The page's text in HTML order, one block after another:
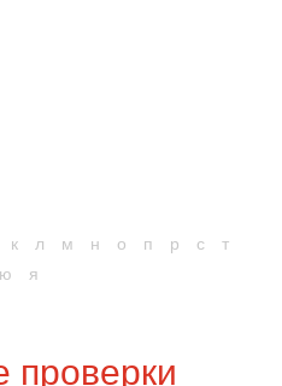
к л м н о п р с
т
ю я